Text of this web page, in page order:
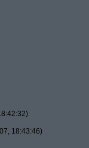
18:43:46)